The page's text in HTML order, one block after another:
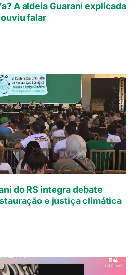
A aldeia Guarani explicada
falar
do RS integra debate
e justiça climática